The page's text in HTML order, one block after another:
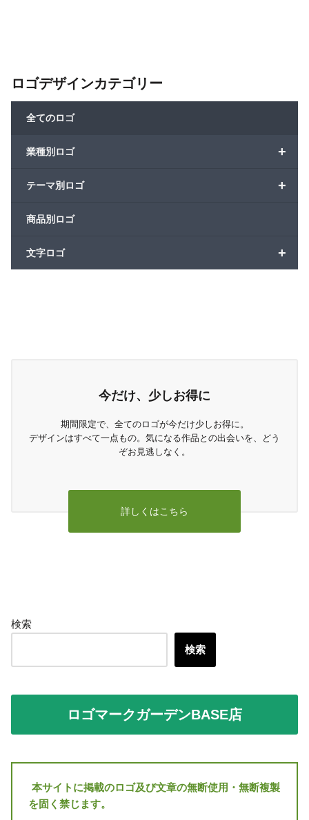
ロゴデザインカテゴリー
全てのロゴ
+
業種別ロゴ
+
テーマ別ロゴ
商品別ロゴ
+
文字ロゴ
今だけ、少しお得に
期間限定で、全てのロゴが今だけ少しお得に。
デザインはすべて一点もの。気になる作品との出会いを、どう
ぞお見逃しなく。
詳しくはこちら
検索
検索
ロゴマークガーデンBASE店
本サイトに掲載のロゴ及び文章の無断使用・無断複製
を固く禁じます。